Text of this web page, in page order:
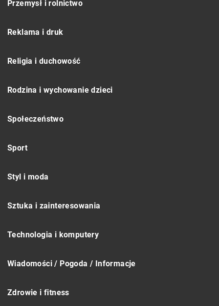
Przemysł i rolnictwo
Reklama i druk
Religia i duchowość
Rodzina i wychowanie dzieci
Społeczeństwo
Sport
Styl i moda
Sztuka i zainteresowania
Technologia i komputery
Wiadomości / Pogoda / Informacje
Zdrowie i fitness